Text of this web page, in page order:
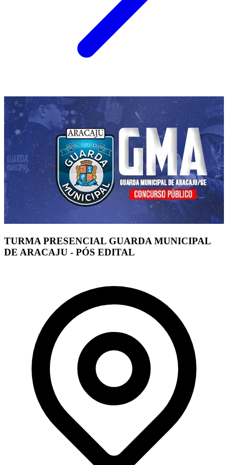
TURMA PRESENCIAL GUARDA MUNICIPAL
DE ARACAJU - PÓS EDITAL